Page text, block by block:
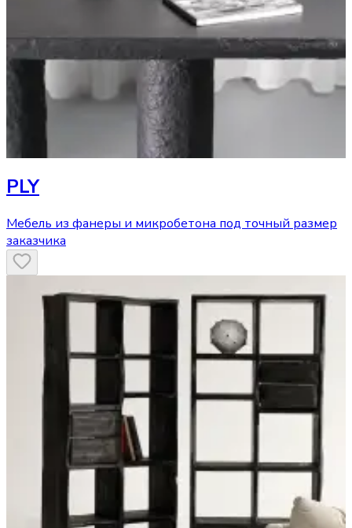
PLY
Мебель из фанеры и микробетона под точный размер
заказчика